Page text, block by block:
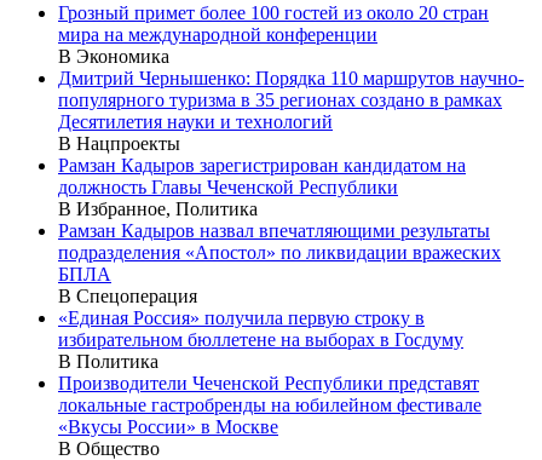
Грозный примет более 100 гостей из около 20 стран
мира на международной конференции
В Экономика
Дмитрий Чернышенко: Порядка 110 маршрутов научно-
популярного туризма в 35 регионах создано в рамках
Десятилетия науки и технологий
В Нацпроекты
Рамзан Кадыров зарегистрирован кандидатом на
должность Главы Чеченской Республики
В Избранное, Политика
Рамзан Кадыров назвал впечатляющими результаты
подразделения «Апостол» по ликвидации вражеских
БПЛА
В Спецоперация
«Единая Россия» получила первую строку в
избирательном бюллетене на выборах в Госдуму
В Политика
Производители Чеченской Республики представят
локальные гастробренды на юбилейном фестивале
«Вкусы России» в Москве
В Общество